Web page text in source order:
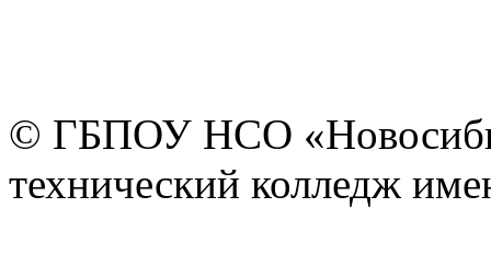
© ГБПОУ НСО
технический колледж